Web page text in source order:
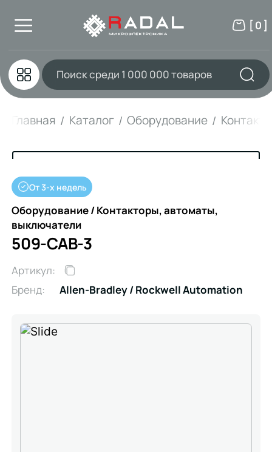
[ 0 ]
Главная Каталог Оборудование
От 3-х недель
Оборудование / Контакторы, автоматы,
выключатели
509-CAB-3
Артикул:
Бренд:
Allen-Bradley / Rockwell Automation